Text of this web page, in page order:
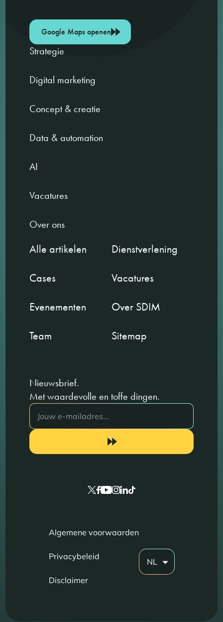
Google Maps openen
Strategie
Digital marketing
Concept & creatie
Data & automation
AI
Vacatures
Over ons
Alle artikelen
Dienstverlening
Cases
Vacatures
Evenementen
Over SDIM
Team
Sitemap
Nieuwsbrief.
Met waardevolle en toffe dingen.
Algemene voorwaarden
Privacybeleid
Disclaimer
NL